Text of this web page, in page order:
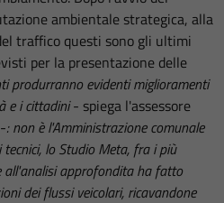
ambientale strategica, alla
traffico questi sono gli ultimi
per la presentazione delle
produrranno evidenti miglioramenti
e i cittadini- spiega l'assessore
-: non è l'Amministrazione comunale
lo Studio Meta, fra i più
all'analisi approfondita ha fatto
dei flussi veicolari, ricavandone